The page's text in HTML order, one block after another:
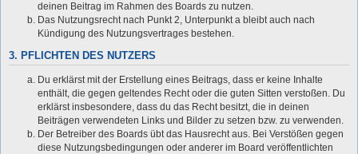
deinen Beitrag im Rahmen des Boards zu nutzen.
Das Nutzungsrecht nach Punkt 2, Unterpunkt a bleibt auch nach
Kündigung des Nutzungsvertrages bestehen.
3. PFLICHTEN DES NUTZERS
Du erklärst mit der Erstellung eines Beitrags, dass er keine Inhalte
enthält, die gegen geltendes Recht oder die guten Sitten verstoßen. Du
erklärst insbesondere, dass du das Recht besitzt, die in deinen
Beiträgen verwendeten Links und Bilder zu setzen bzw. zu verwenden.
Der Betreiber des Boards übt das Hausrecht aus. Bei Verstößen gegen
diese Nutzungsbedingungen oder anderer im Board veröffentlichten